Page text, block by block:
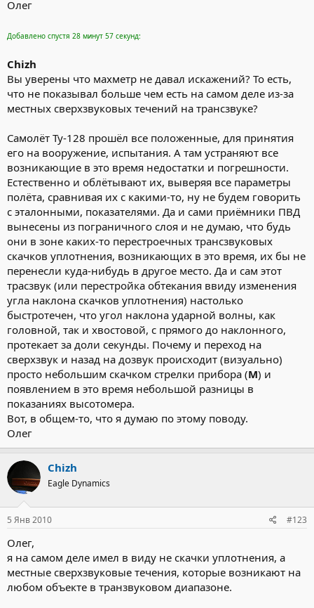
Олег
Добавлено спустя 28 минут 57 секунд:
Chizh
Вы уверены что махметр не давал искажений? То есть,
что не показывал больше чем есть на самом деле из-за
местных сверхзвуковых течений на трансзвуке?
Самолёт Ту-128 прошёл все положенные, для принятия
его на вооружение, испытания. А там устраняют все
возникающие в это время недостатки и погрешности.
Естественно и облётывают их, выверяя все параметры
полёта, сравнивая их с какими-то, ну не будем говорить
с эталонными, показателями. Да и сами приёмники ПВД
вынесены из пограничного слоя и не думаю, что будь
они в зоне каких-то перестроечных трансзвуковых
скачков уплотнения, возникающих в это время, их бы не
перенесли куда-нибудь в другое место. Да и сам этот
трасзвук (или перестройка обтекания ввиду изменения
угла наклона скачков уплотнения) настолько
быстротечен, что угол наклона ударной волны, как
головной, так и хвостовой, с прямого до наклонного,
протекает за доли секунды. Почему и переход на
сверхзвук и назад на дозвук происходит (визуально)
просто небольшим скачком стрелки прибора (М) и
появлением в это время небольшой разницы в
показаниях высотомера.
Вот, в общем-то, что я думаю по этому поводу.
Олег
Chizh
Eagle Dynamics
5 Янв 2010 #123
Олег,
я на самом деле имел в виду не скачки уплотнения, а
местные сверхзвуковые течения, которые возникают на
любом объекте в транзвуковом диапазоне.